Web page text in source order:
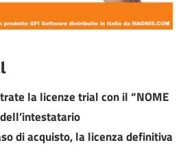
la licenze trial con il “NOME
di acquisto, la licenza definitiva